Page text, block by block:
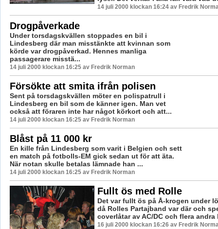
14 juli 2000 klockan 16:24 av Fredrik
Drogpåverkade
Under torsdagskvällen stoppades en bil i
Lindesberg där man misstänkte att kvinnan som
körde var drogpåverkad. Hennes manliga
passagerare misstä...
14 juli 2000 klockan 16:25 av Fredrik Norman
Försökte att smita ifrån polisen
Sent på torsdagskvällen möter en polispatrull i
Lindesberg en bil som de känner igen. Man vet
också att föraren inte har något körkort och att...
14 juli 2000 klockan 16:25 av Fredrik Norman
Blåst på 11 000 kr
En kille från Lindesberg som varit i Belgien och sett
en match på fotbolls-EM gick sedan ut för att äta.
När notan skulle betalas lämnade han ...
14 juli 2000 klockan 16:25 av Fredrik Norman
Fullt ös med Rolle
Det var fullt ös på Å-krogen under
då Rolles Partajband var där och
coverlåtar av AC/DC och flera andra
16 juli 2000 klockan 16:26 av Fredrik